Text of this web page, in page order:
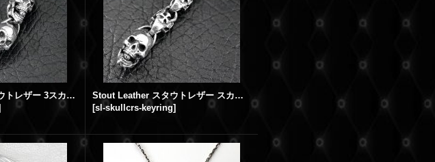
Stout Leather スタウトレザー 3スカル キーチェーン
Stout Leather スタウトレザー スカル&クロス キーリング
[sl-skullcrs-keyring]